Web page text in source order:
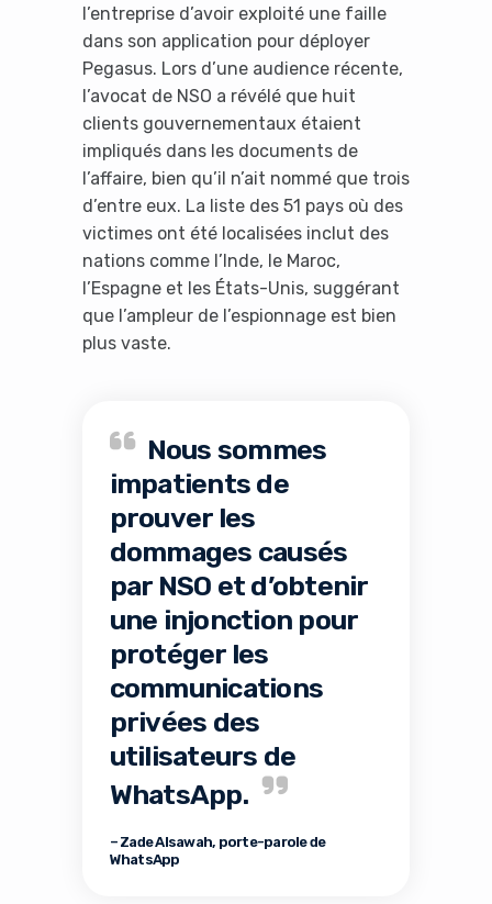
l’entreprise d’avoir exploité une faille
dans son application pour déployer
Pegasus. Lors d’une audience récente,
l’avocat de NSO a révélé que huit
clients gouvernementaux étaient
impliqués dans les documents de
l’affaire, bien qu’il n’ait nommé que trois
d’entre eux. La liste des 51 pays où des
victimes ont été localisées inclut des
nations comme l’Inde, le Maroc,
l’Espagne et les États-Unis, suggérant
que l’ampleur de l’espionnage est bien
plus vaste.
Nous sommes
impatients de
prouver les
dommages causés
par NSO et d’obtenir
une injonction pour
protéger les
communications
privées des
utilisateurs de
WhatsApp.
– Zade Alsawah, porte-parole de
WhatsApp